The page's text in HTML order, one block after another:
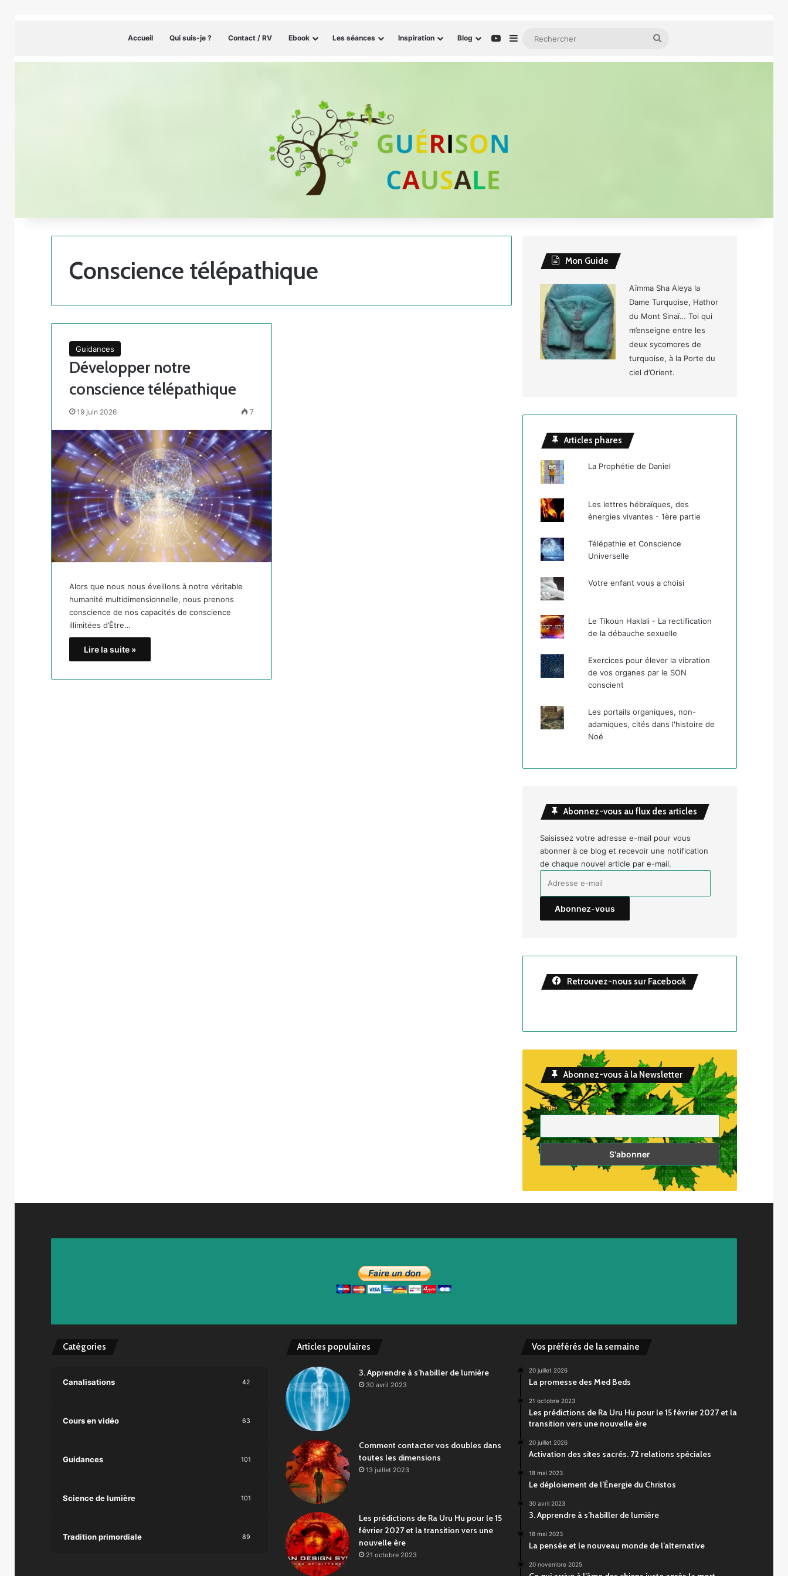
Accueil Qui suis-je ? Contact / RV Ebook Les séances Inspiration Blog YouTube
Sidebar (barre latérale)
Conscience télépathique
Guidances
Développer notre
conscience télépathique
19 juin 2026 7
Alors que nous nous éveillons à notre véritable
humanité multidimensionnelle, nous prenons
conscience de nos capacités de conscience
illimitées d’Être…
Lire la suite »
Mon Guide
Aïmma Sha Aleya la
Dame Turquoise, Hathor
du Mont Sinaï… Toi qui
m’enseigne entre les
deux sycomores de
turquoise, à la Porte du
ciel d’Orient.
Articles phares
La Prophétie de Daniel
Les lettres hébraïques, des
énergies vivantes - 1ère partie
Télépathie et Conscience
Universelle
Votre enfant vous a choisi
Le Tikoun Haklali - La rectification
de la débauche sexuelle
Exercices pour élever la vibration
de vos organes par le SON
conscient
Les portails organiques, non-
adamiques, cités dans l'histoire de
Noé
Abonnez-vous au flux des articles
Saisissez votre adresse e-mail pour vous
abonner à ce blog et recevoir une notification
de chaque nouvel article par e-mail.
Abonnez-vous
Retrouvez-nous sur Facebook
Abonnez-vous à la Newsletter
Email
Catégories
Canalisations 42
Cours en vidéo 63
Guidances 101
Science de lumière 101
Tradition primordiale 89
Articles populaires
3. Apprendre à s’habiller de lumière
30 avril 2023
Comment contacter vos doubles dans
toutes les dimensions
13 juillet 2023
Les prédictions de Ra Uru Hu pour le 15
février 2027 et la transition vers une
nouvelle ère
21 octobre 2023
Vos préférés de la semaine
20 juillet 2026
La promesse des Med Beds
21 octobre 2023
Les prédictions de Ra Uru Hu pour le 15 février 2027 et la
transition vers une nouvelle ère
20 juillet 2026
Activation des sites sacrés. 72 relations spéciales
18 mai 2023
Le déploiement de l’Énergie du Christos
30 avril 2023
3. Apprendre à s’habiller de lumière
18 mai 2023
La pensée et le nouveau monde de l’alternative
20 novembre 2025